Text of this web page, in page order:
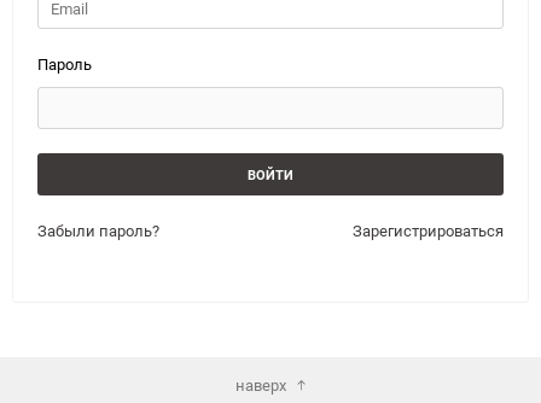
Пароль
Забыли пароль? Зарегистрироваться
наверх